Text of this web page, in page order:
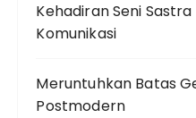
Kehadiran Seni
Komunikasi
Meruntuhkan Batas
Postmodern